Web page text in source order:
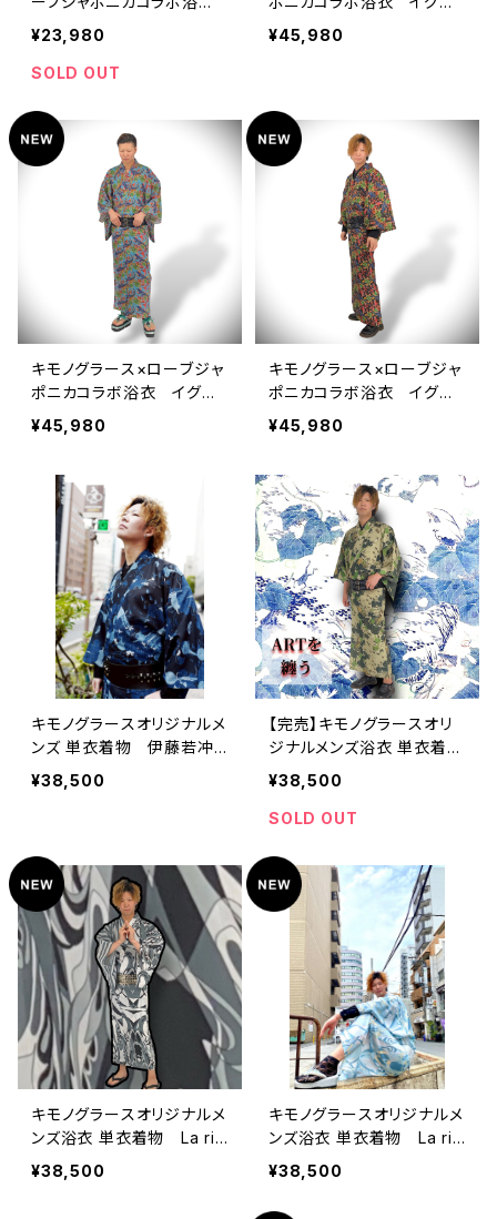
衣 厨二病 翠緑 メン
ズ 綿100％
¥23,980
SOLD OUT
ナ マゼンタ メンズ 麻1
00％
¥45,980
キモノグラース×ローブジャ
ポニカコラボ浴衣 イグア
ナ スカイブルー メン
ズ 麻100％
¥45,980
キモノグラース×ローブジャ
ポニカコラボ浴衣 イグア
ナ ブラック メンズ 麻1
00％
¥45,980
キモノグラースオリジナルメ
ンズ 単衣着物 伊藤若冲
池辺群虫図 ポリエステル
（涼美人）呉須色
¥38,500
【完売】キモノグラースオリ
ジナルメンズ浴衣 単衣着
物 伊藤若冲池辺群虫図
ポリエステル（涼美人）麹塵
色
¥38,500
SOLD OUT
キモノグラースオリジナルメ
ンズ浴衣 単衣着物 La ric
hesse ストーングレイ ポ
リエステル（涼美人）
¥38,500
キモノグラースオリジナルメ
ンズ浴衣 単衣着物 La ric
hesse ホリゾンブルー ポ
リエステル（涼美人）
¥38,500